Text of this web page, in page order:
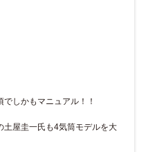
しかもマニュアル！！
土屋圭一氏も4気筒モデルを大